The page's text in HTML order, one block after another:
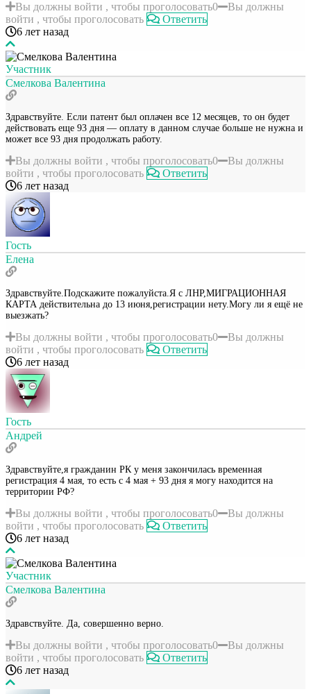
Вы должны войти , чтобы проголосовать0
Вы должны
войти , чтобы проголосовать
Ответить
6 лет назад
Участник
Смелкова Валентина
Здравствуйте. Если патент был оплачен все 12 месяцев, то он будет
действовать еще 93 дня — оплату в данном случае больше не нужна и
может все 93 дня продолжать работу.
Вы должны войти , чтобы проголосовать0
Вы должны
войти , чтобы проголосовать
Ответить
6 лет назад
Гость
Елена
Здравствуйте.Подскажите пожалуйста.Я с ЛНР,МИГРАЦИОННАЯ
КАРТА действительна до 13 июня,регистрации нету.Могу ли я ещё не
выезжать?
Вы должны войти , чтобы проголосовать0
Вы должны
войти , чтобы проголосовать
Ответить
6 лет назад
Гость
Андрей
Здравствуйте,я гражданин РК у меня закончилась временная
регистрация 4 мая, то есть с 4 мая + 93 дня я могу находится на
территории РФ?
Вы должны войти , чтобы проголосовать0
Вы должны
войти , чтобы проголосовать
Ответить
6 лет назад
Участник
Смелкова Валентина
Здравствуйте. Да, совершенно верно.
Вы должны войти , чтобы проголосовать0
Вы должны
войти , чтобы проголосовать
Ответить
6 лет назад